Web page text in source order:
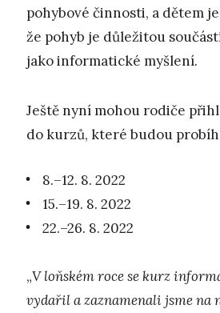
pohybové činnosti, a dětem
že pohyb je důležitou
jako informatické myšlení.
Ještě nyní mohou rodiče
do kurzů, které budou
8.–12. 8. 2022
15.–19. 8. 2022
22.–26. 8. 2022
„V loňském roce se kurz
vydařil a zaznamenali jsme na